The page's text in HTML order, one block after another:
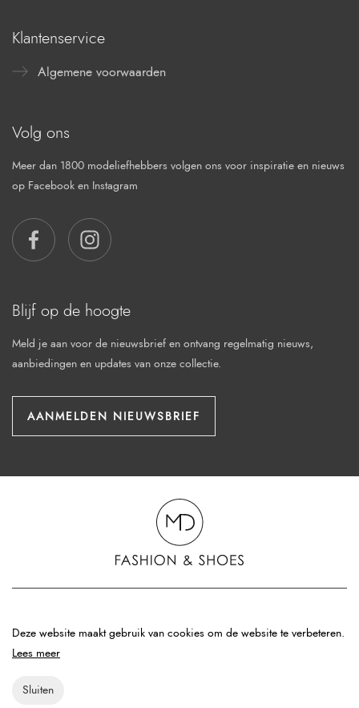
Deze website maakt gebruik van cookies om de website te verbeteren.
Lees meer
Sluiten
Klantenservice
Algemene voorwaarden
Volg ons
Meer dan 1800 modeliefhebbers volgen ons voor inspiratie en nieuws
op Facebook en Instagram
FACEBOOKINSTAGRAM
Blijf op de hoogte
Meld je aan voor de nieuwsbrief en ontvang regelmatig nieuws,
aanbiedingen en updates van onze collectie.
AANMELDEN NIEUWSBRIEF
Privacy policy